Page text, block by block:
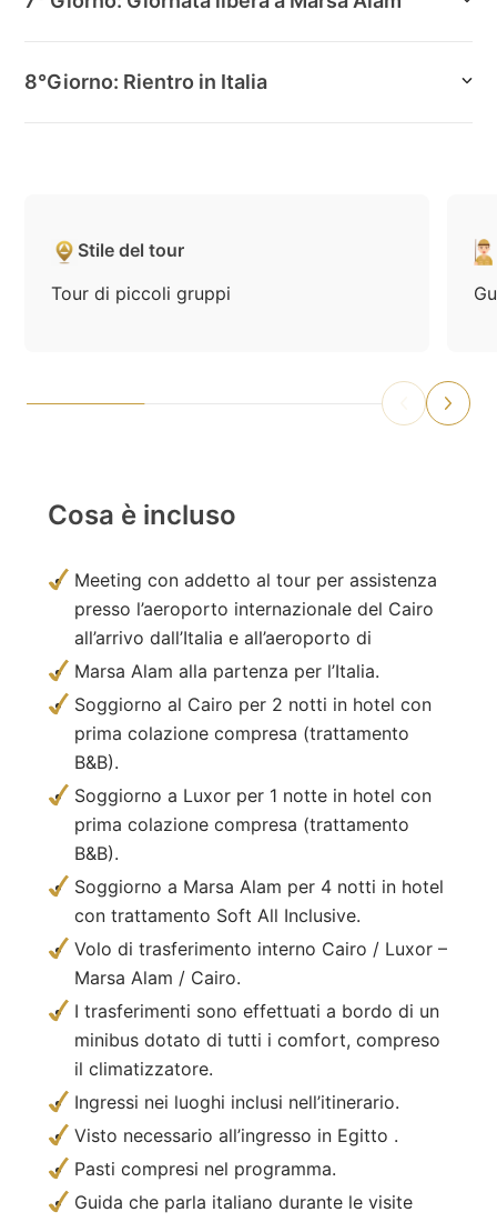
8°Giorno: Rientro in Italia
Stile del tour
Tour di piccoli gruppi
Cosa è incluso
Meeting con addetto al tour per assistenza
presso l’aeroporto internazionale del Cairo
all’arrivo dall’Italia e all’aeroporto di
Marsa Alam alla partenza per l’Italia.
Soggiorno al Cairo per 2 notti in hotel con
prima colazione compresa (trattamento
B&B).
Soggiorno a Luxor per 1 notte in hotel con
prima colazione compresa (trattamento
B&B).
Soggiorno a Marsa Alam per 4 notti in hotel
con trattamento Soft All Inclusive.
Volo di trasferimento interno Cairo / Luxor –
Marsa Alam / Cairo.
I trasferimenti sono effettuati a bordo di un
minibus dotato di tutti i comfort, compreso
il climatizzatore.
Ingressi nei luoghi inclusi nell’itinerario.
Visto necessario all’ingresso in Egitto .
Pasti compresi nel programma.
Guida che parla italiano durante le visite